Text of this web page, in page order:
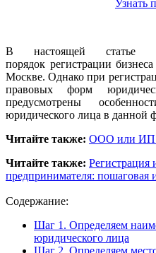
Узнать
В настоящей статье
порядок регистрации
Москве. Однако при
правовых форм
предусмотрены
юридического лица в данной
Читайте также: ООО или ИП:
Читайте также: Регистрация
предпринимателя: пошаговая
Содержание:
Шаг 1. Определяем
юридического лица